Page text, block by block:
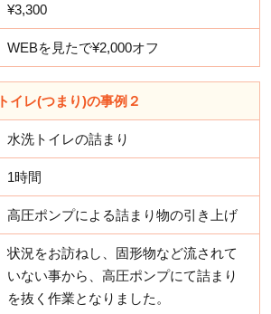
¥3,300
WEBを見たで¥2,000オフ
トイレ(つまり)の事例２
水洗トイレの詰まり
1時間
高圧ポンプによる詰まり物の引き上げ
状況をお訪ねし、固形物など流されて
いない事から、高圧ポンプにて詰まり
を抜く作業となりました。